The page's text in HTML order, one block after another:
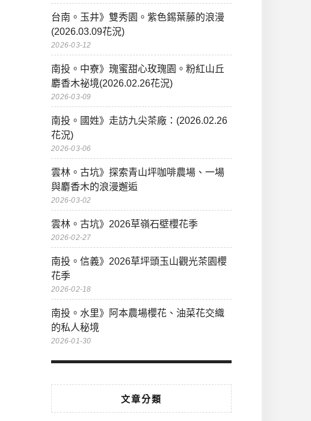
台南。玉井》雙秀園。紫色錫葉藤的浪漫
(2026.03.09花況)
2026-03-12
南投。中寮》瑰蜜甜心玫瑰園。粉紅山丘
麝香木祕境(2026.02.26花況)
2026-03-09
南投。國姓》走訪九尖茶廠：(2026.02.26
花況)
2026-03-06
雲林。古坑》探索青山坪咖啡農場、一場
與麝香木的浪漫邂逅
2026-03-02
雲林。古坑》2026草嶺石壁櫻花季
2026-02-27
南投。信義》2026草坪頭玉山觀光茶園櫻
花季
2026-02-18
南投。水里》阿本農場櫻花、油菜花交織
的私人秘境
2026-01-30
文章分類